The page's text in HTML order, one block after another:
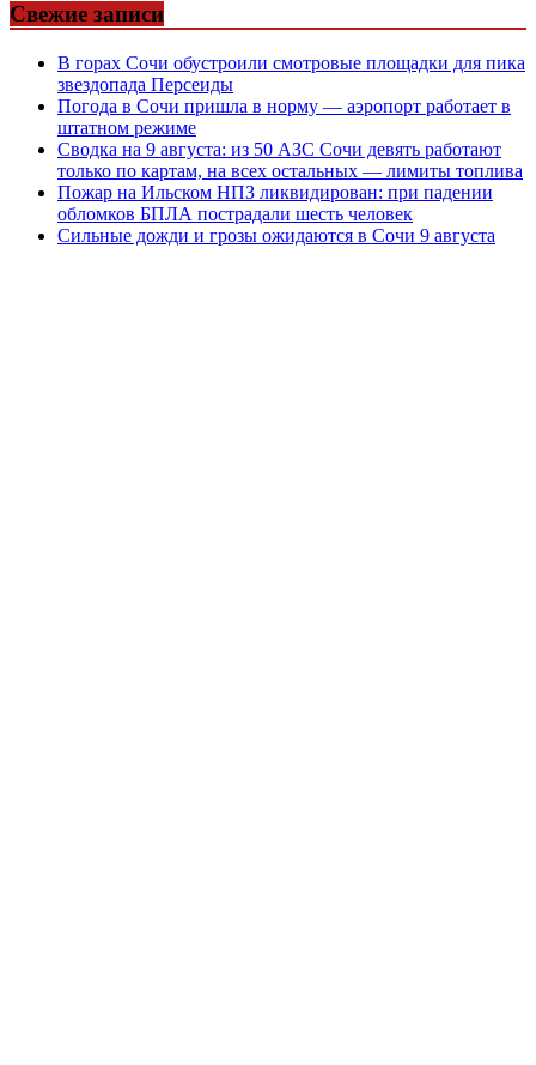
Свежие записи
В горах Сочи обустроили смотровые площадки для пика
звездопада Персеиды
Погода в Сочи пришла в норму — аэропорт работает в
штатном режиме
Сводка на 9 августа: из 50 АЗС Сочи девять работают
только по картам, на всех остальных — лимиты топлива
Пожар на Ильском НПЗ ликвидирован: при падении
обломков БПЛА пострадали шесть человек
Сильные дожди и грозы ожидаются в Сочи 9 августа